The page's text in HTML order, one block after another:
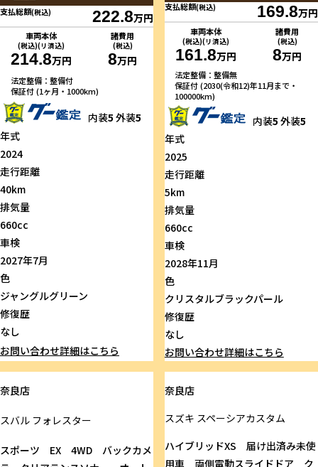
支払総額(税込) 222.8万円
車両本体
(税込)(リ済込)
214.8万円
諸費用
(税込)
8万円
法定整備：整備付
保証付 (1ヶ月・1000km)
内装5 外装5
年式
2024
走行距離
40km
排気量
660cc
車検
2027年7月
色
ジャングルグリーン
修復歴
なし
お問い合わせ詳細はこちら
支払総額(税込) 169.8万円
車両本体
(税込)(リ済込)
161.8万円
諸費用
(税込)
8万円
法定整備：整備無
保証付 (2030(令和12)年11月まで・
100000km)
内装5 外装5
年式
2025
走行距離
5km
排気量
660cc
車検
2028年11月
色
クリスタルブラックパール
修復歴
なし
お問い合わせ詳細はこちら
奈良店
スバル フォレスター
スポーツ EX 4WD バックカメ
奈良店
スズキ スペーシアカスタム
ハイブリッドXS 届け出済み未使
用車 両側電動スライドドア ク